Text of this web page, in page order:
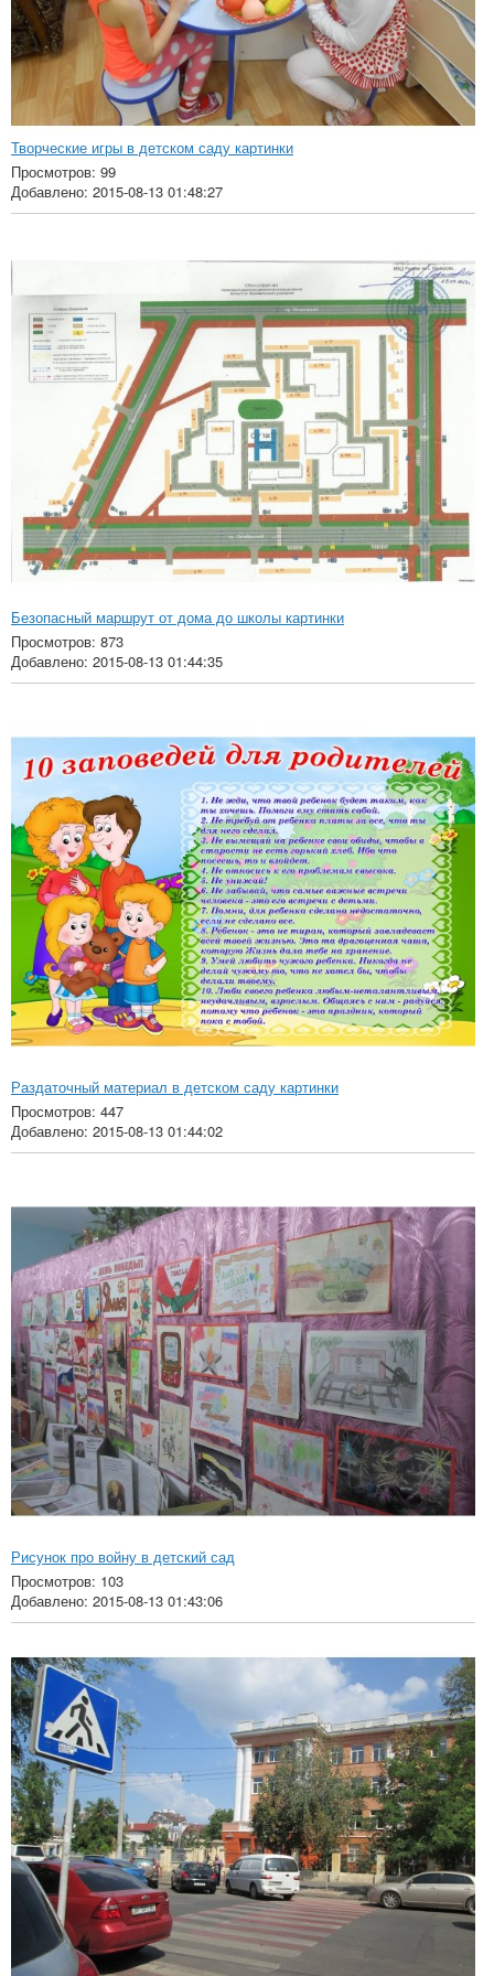
Творческие игры в детском саду картинки
Просмотров: 99
Добавлено: 2015-08-13 01:48:27
Безопасный маршрут от дома до школы картинки
Просмотров: 873
Добавлено: 2015-08-13 01:44:35
Раздаточный материал в детском саду картинки
Просмотров: 447
Добавлено: 2015-08-13 01:44:02
Рисунок про войну в детский сад
Просмотров: 103
Добавлено: 2015-08-13 01:43:06